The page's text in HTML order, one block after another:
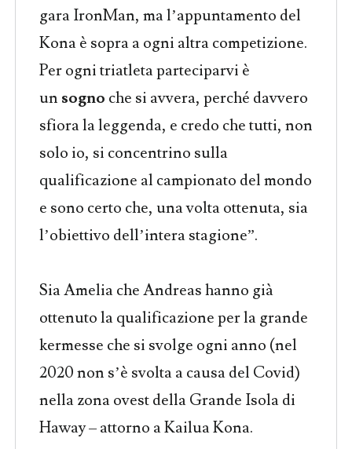
gara IronMan, ma l’appuntamento del
Kona è sopra a ogni altra competizione.
Per ogni triatleta parteciparvi è
un sogno che si avvera, perché davvero
sfiora la leggenda, e credo che tutti, non
solo io, si concentrino sulla
qualificazione al campionato del mondo
e sono certo che, una volta ottenuta, sia
l’obiettivo dell’intera stagione”.
Sia Amelia che Andreas hanno già
ottenuto la qualificazione per la grande
kermesse che si svolge ogni anno (nel
2020 non s’è svolta a causa del Covid)
nella zona ovest della Grande Isola di
Haway – attorno a Kailua Kona.